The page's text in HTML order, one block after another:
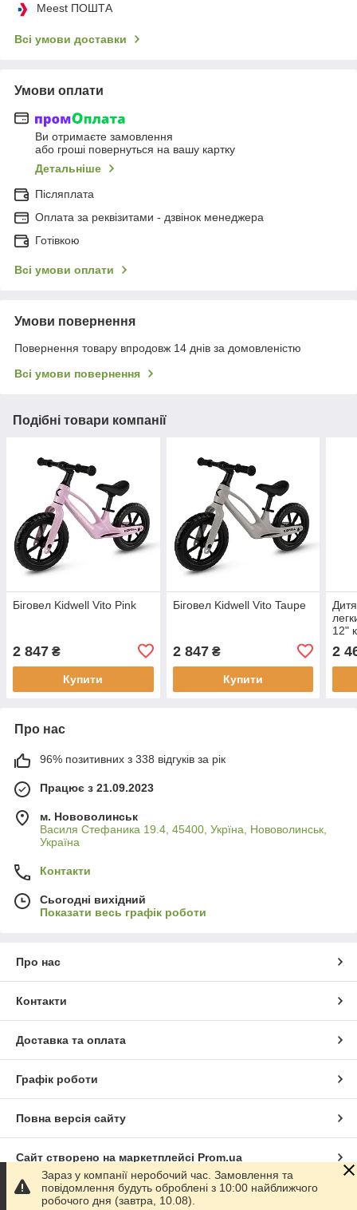
Meest ПОШТА
Всі умови доставки
Умови оплати
Ви отримаєте замовлення
або гроші повернуться на вашу картку
Детальніше
Післяплата
Оплата за реквізитами - дзвінок менеджера
Готівкою
Всі умови оплати
Умови повернення
Повернення товару впродовж 14 днів за домовленістю
Всі умови повернення
Подібні товари компанії
Біговел Kidwell Vito Pink
2 847 ₴
Купити
Біговел Kidwell Vito Taupe
2 847₴
Купити
12"
2
Про нас
96% позитивних з 338 відгуків за рік
Працює з 21.09.2023
м. Нововолинськ
Василя Стефаника 19.4, 45400, Укрїна, Нововолинськ,
Україна
Контакти
Сьогодні вихідний
Показати весь графік роботи
Про нас
Контакти
Доставка та оплата
Графік роботи
Повна версія сайту
Сайт створено на маркетплейсі Prom.ua
Політика конфіденційності
Зараз у компанії неробочий час. Замовлення та
повідомлення будуть оброблені з 10:00 найближчого
робочого дня (завтра, 10.08).